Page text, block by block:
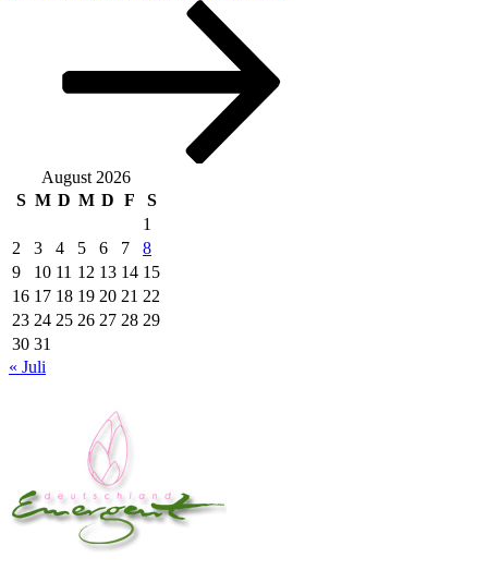
August 2026
S M D M D F
S
1
2
3 4 5 6 7
8
9
10 11 12 13 14 15
16 17 18 19 20 21 22
23 24 25 26 27 28 29
30 31
« Juli